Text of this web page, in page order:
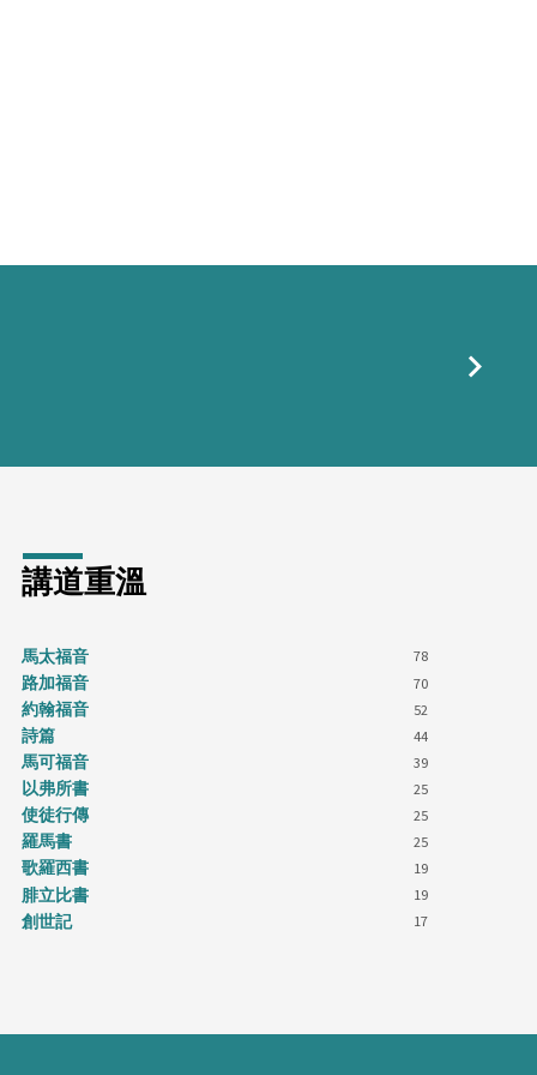
講道重溫
馬太福音 78
路加福音 70
約翰福音 52
詩篇 44
馬可福音 39
以弗所書 25
使徒行傳 25
羅馬書 25
歌羅西書 19
腓立比書 19
創世記 17